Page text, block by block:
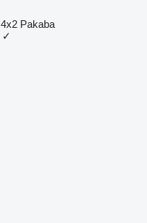
4x2 Pakaba
✓